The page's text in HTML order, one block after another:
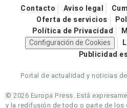
Contacto Aviso legal
Oferta de servicios
Política de Privacidad
Configuración de Cookies
Publicidad
Portal de actualidad y noticias
© 2026 Europa Press. Está
y la redifusión de todo o parte de